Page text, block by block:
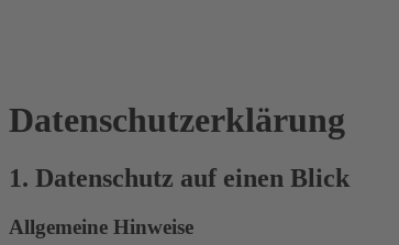
Datenschutz­erklärung
1. Datenschutz auf einen Blick
Allgemeine Hinweise